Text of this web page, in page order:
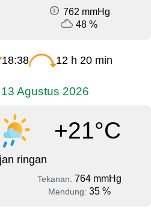
762 mmHg
48 %
18:38 12 h 20 min
Agustus 2026
+21°C
ringan
Tekanan: 764 mmHg
Mendung: 35 %